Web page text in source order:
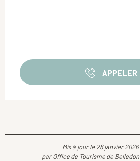
APPELER
Mis à jour le 28 janvier 2026
par Office de Tourisme de